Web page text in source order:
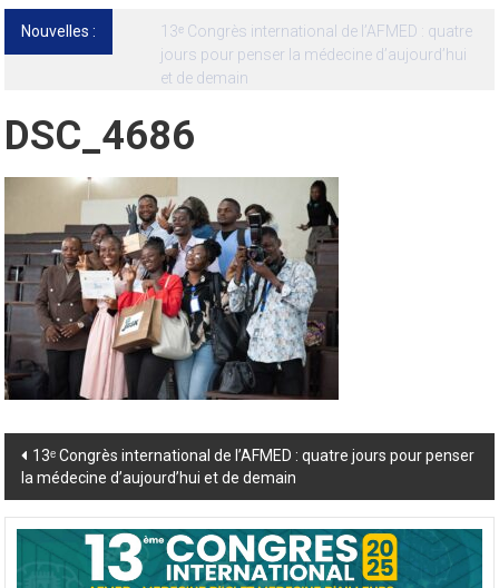
Nouvelles :
13ᵉ Congrès international de l’AFMED : quatre
jours pour penser la médecine d’aujourd’hui
et de demain
DSC_4686
Post
navigation
13ᵉ Congrès international de l’AFMED : quatre jours pour penser
la médecine d’aujourd’hui et de demain